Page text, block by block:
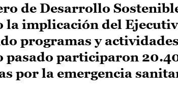
de Desarrollo
la implicación del
programas y
pasado participaron
por la emergencia